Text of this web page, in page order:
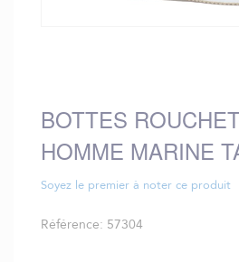
of
the
images
BOTTES
HOMME MARINE
Soyez le premier à noter ce produit
Référence 57304